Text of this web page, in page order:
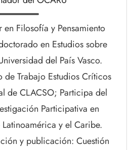
Filosofía y Pensamiento
en Estudios sobre
del País Vasco.
Trabajo Estudios Críticos
de CLACSO; Participa del
Participativa en
y el Caribe.
y publicación: Cuestión